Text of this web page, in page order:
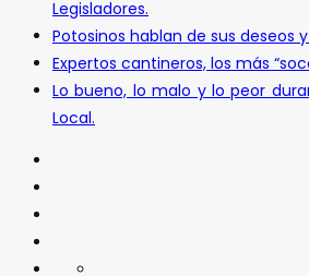
Legisladores.
Potosinos hablan de sus deseos
Expertos cantineros, los más
Lo bueno, lo malo y lo peor
Local.